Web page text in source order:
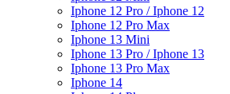
Iphone 12 Pro / Iphone 12
Iphone 12 Pro Max
Iphone 13 Mini
Iphone 13 Pro / Iphone 13
Iphone 13 Pro Max
Iphone 14